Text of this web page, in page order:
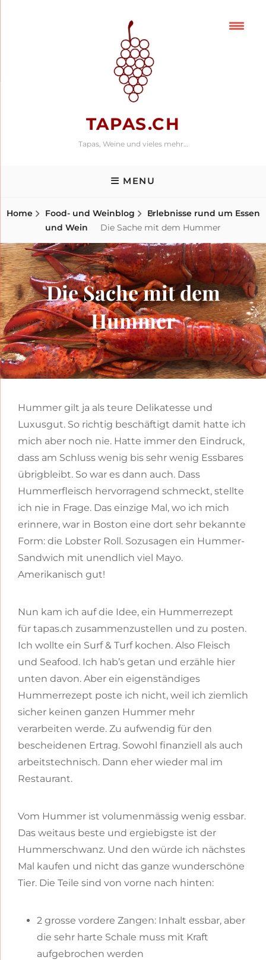
TAPAS.CH
Tapas, Weine und vieles mehr…
MENU
Home Food- und Weinblog
Erlebnisse rund um Essen
und Wein
Die Sache mit dem Hummer
Die Sache mit dem
Hummer
Hummer gilt ja als teure Delikatesse und
Luxusgut. So richtig beschäftigt damit hatte ich
mich aber noch nie. Hatte immer den Eindruck,
dass am Schluss wenig bis sehr wenig Essbares
übrigbleibt. So war es dann auch. Dass
Hummerfleisch hervorragend schmeckt, stellte
ich nie in Frage. Das einzige Mal, wo ich mich
erinnere, war in Boston eine dort sehr bekannte
Form: die Lobster Roll. Sozusagen ein Hummer-
Sandwich mit unendlich viel Mayo.
Amerikanisch gut!
Nun kam ich auf die Idee, ein Hummerrezept
für tapas.ch zusammenzustellen und zu posten.
Ich wollte ein Surf & Turf kochen. Also Fleisch
und Seafood. Ich hab’s getan und erzähle hier
unten davon. Aber ein eigenständiges
Hummerrezept poste ich nicht, weil ich ziemlich
sicher keinen ganzen Hummer mehr
verarbeiten werde. Zu aufwendig für den
bescheidenen Ertrag. Sowohl finanziell als auch
arbeitstechnisch. Dann eher wieder mal im
Restaurant.
Vom Hummer ist volumenmässig wenig essbar.
Das weitaus beste und ergiebigste ist der
Hummerschwanz. Und den würde ich nächstes
Mal kaufen und nicht das ganze wunderschöne
Tier. Die Teile sind von vorne nach hinten:
2 grosse vordere Zangen: Inhalt essbar, aber
die sehr harte Schale muss mit Kraft
aufgebrochen werden